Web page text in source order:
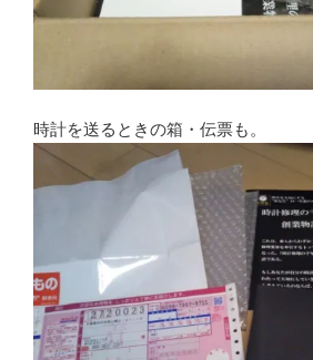
時計を送るときの箱・伝票も。